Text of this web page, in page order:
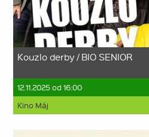
Kouzlo derby / BIO SENIOR
12.11.2025 od 16:00
Kino Máj